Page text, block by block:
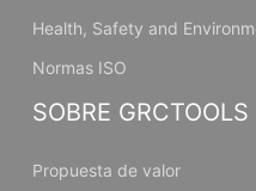
Health, Safety and
Normas ISO
SOBRE GRCTOOLS
Propuesta de valor